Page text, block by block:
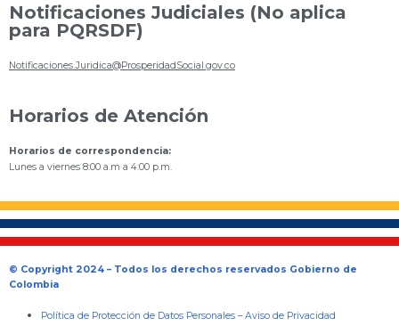
Notificaciones Judiciales (No aplica
para PQRSDF)
Notificaciones.Juridica@ProsperidadSocial.gov.co
Horarios de Atención
Horarios de correspondencia:
Lunes a viernes 8:00 a.m a 4:00 p.m.
© Copyright 2024 – Todos los derechos reservados Gobierno de
Colombia
Política de Protección de Datos Personales –Aviso de Privacidad